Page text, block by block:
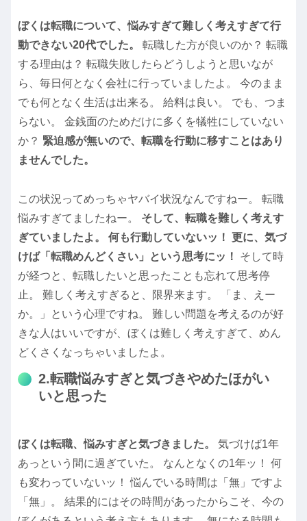
ぼくは転職について、悩みすぎて難しく考えすぎて行
動できない20代でした。
転職した方が良いのか？ 転職
する理由は？ 転職失敗したらどうしようと思いなが
ら、毎日何となく会社に行っていましたよ。 今のまま
でも何となく生活は出来る。 給料は良い。 でも、つま
らない。 金銭面のためだけに多くを犠牲にしていない
か？ 緊迫感が無いので、転職を行動に移すことはあり
ませんでした。
この状況ってめっちゃヤバイ状況なんですねー。 転職
悩みすぎてましたねー。 そして、転職を難しく考えす
ぎていましたよ。
何も行動していないッ！ 更に、気づ
けば「転職めんどくさい」という思考にッ！
そして時
が経つと、転職したいと思ったことも忘れて思考停
止。 難しく考えすぎると、限界来ます。 「ま、えー
か。」という心理ですね。 難しい問題を考えるのが好
きな人はいいですが、ぼくは難しく考えすぎて、めん
どくさくなっちゃいましたよ。
2.転職悩みすぎと気づきやめたほがい
いと思った
ぼくは転職、悩みすぎと気づきました。
気づけば1年
あっという間に過ぎていた。 なんとなくの1年ッ！ 何
も変わっていないッ！ 悩んでいる時間は「無」ですよ
「無」。 結果的にはその時間があったからこそ、今の